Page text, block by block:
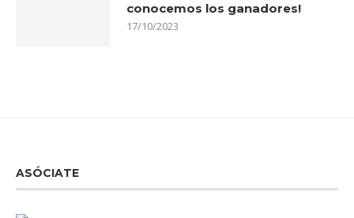
conocemos los ganadores!
17/10/2023
ASÓCIATE